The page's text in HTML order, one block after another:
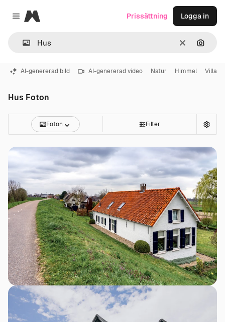
Close menu
Magnific
RensaSök
Prissättning Logga in
AI-genererad bild AI-genererad video Natur Himmel Villa
Hus Foton
Foton Filter